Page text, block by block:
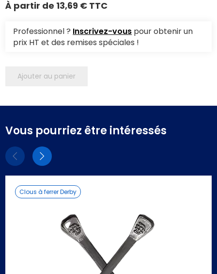
À partir de 13,69 € TTC
Professionnel ? Inscrivez-vous pour obtenir un
prix HT et des remises spéciales !
Ajouter au panier
Vous pourriez être intéressés
ElémentsEléments
Clous à ferrer Derby